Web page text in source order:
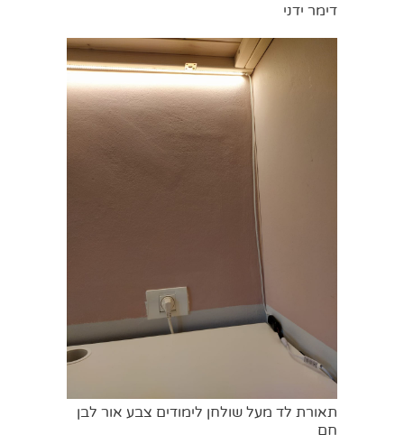
דימר ידני
תאורת לד מעל שולחן לימודים צבע אור לבן
חם